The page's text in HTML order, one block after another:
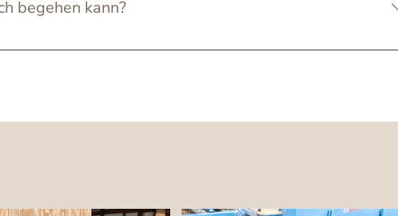
begehen kann?
Calciumsulfat-Fließestrich dürfen Sie bereits nach 24